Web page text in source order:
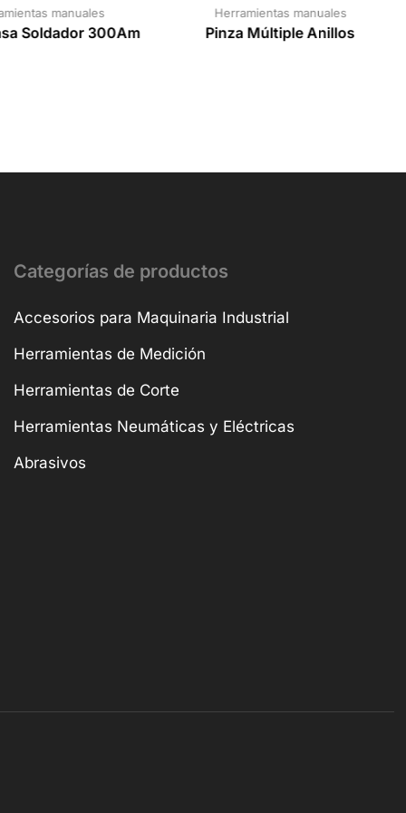
manuales
Soldador 300Am
Herramientas manuales
Pinza Múltiple Anillos
Categorías de productos
Accesorios para Maquinaria Industrial
Herramientas de Medición
Herramientas de Corte
Herramientas Neumáticas y Eléctricas
Abrasivos